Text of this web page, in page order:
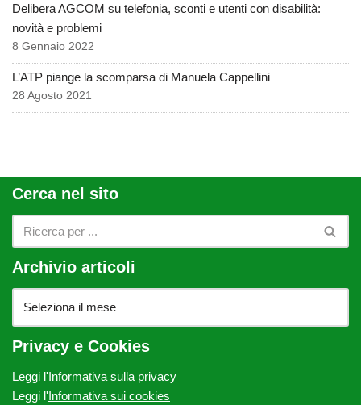
Delibera AGCOM su telefonia, sconti e utenti con disabilità:
novità e problemi
8 Gennaio 2022
L’ATP piange la scomparsa di Manuela Cappellini
28 Agosto 2021
Cerca nel sito
Archivio articoli
Privacy e Cookies
Leggi l'Informativa sulla privacy
Leggi l'Informativa sui cookies